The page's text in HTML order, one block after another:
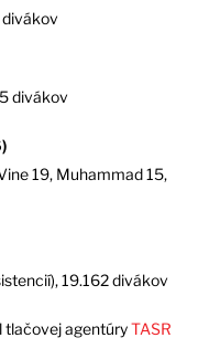
divákov
divákov
19, Muhammad 15,
19.162 divákov
tlačovej agentúryTASR